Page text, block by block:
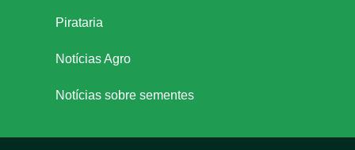
Pirataria
Notícias Agro
Notícias sobre sementes